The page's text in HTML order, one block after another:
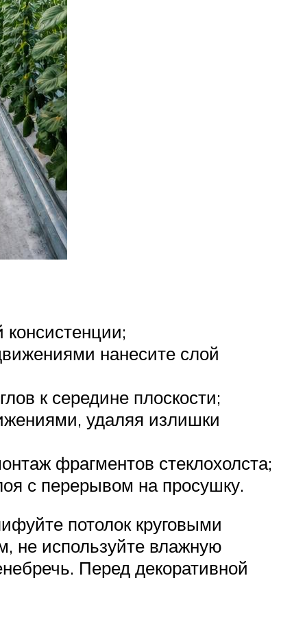
нанесите слой
к середине плоскости;
удаляя излишки
фрагментов стеклохолста;
с перерывом на просушку.
потолок круговыми
не используйте влажную
Перед декоративной